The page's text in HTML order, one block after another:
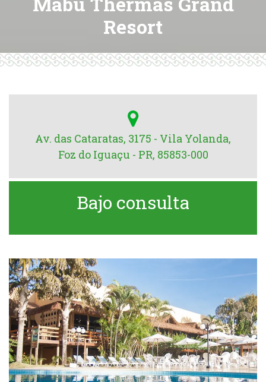
Resort
Av. das Cataratas, 3175 - Vila Yolanda,
Foz do Iguaçu - PR, 85853-000
Bajo consulta